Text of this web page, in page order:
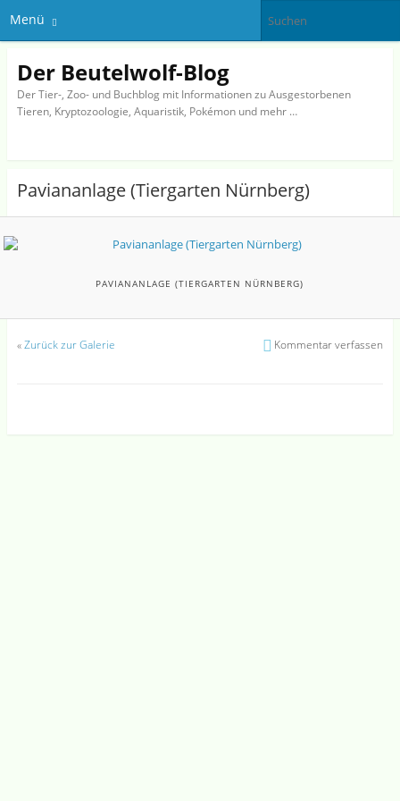
Menü
Der Beutelwolf-Blog
Der Tier-, Zoo- und Buchblog mit Informationen zu Ausgestorbenen
Tieren, Kryptozoologie, Aquaristik, Pokémon und mehr …
Paviananlage (Tiergarten Nürnberg)
PAVIANANLAGE (TIERGARTEN NÜRNBERG)
«Zurück zur Galerie Kommentar verfassen